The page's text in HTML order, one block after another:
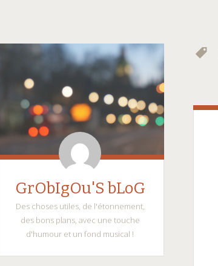
GrObIgOu'S bLoG
Des choses utiles, de l'étonnement,
des bons plans, avec une touche
d'humour et un fond musical !